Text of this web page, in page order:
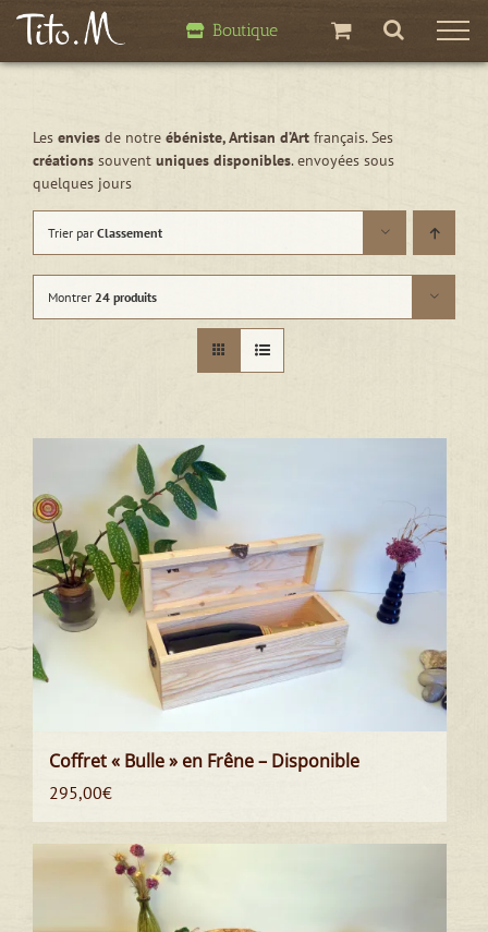
Passer
Boutique
Les envies de notre ébéniste, Artisan d’Art français. Ses
créations souvent uniques disponibles. envoyées sous
quelques jours
Trier par Classement
Montrer 24 produits
Coffret « Bulle » en Frêne – Disponible
295,00€